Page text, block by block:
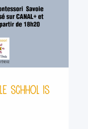
schhol is